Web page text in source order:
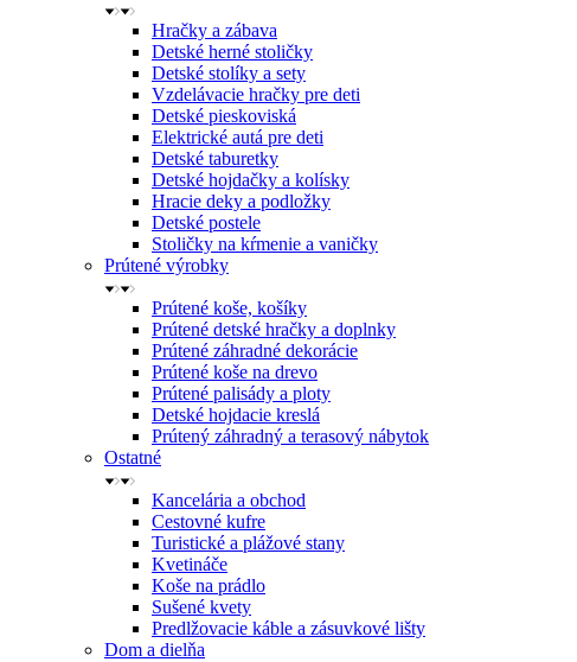
Hračky a zábava
Detské herné stoličky
Detské stolíky a sety
Vzdelávacie hračky pre deti
Detské pieskoviská
Elektrické autá pre deti
Detské taburetky
Detské hojdačky a kolísky
Hracie deky a podložky
Detské postele
Stoličky na kŕmenie a vaničky
Prútené výrobky
Prútené koše, košíky
Prútené detské hračky a doplnky
Prútené záhradné dekorácie
Prútené koše na drevo
Prútené palisády a ploty
Detské hojdacie kreslá
Prútený záhradný a terasový nábytok
Ostatné
Kancelária a obchod
Cestovné kufre
Turistické a plážové stany
Kvetináče
Koše na prádlo
Sušené kvety
Predlžovacie káble a zásuvkové lišty
Dom a dielňa